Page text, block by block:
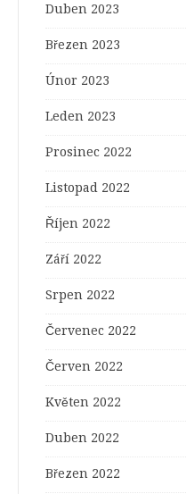
Duben 2023
Březen 2023
Únor 2023
Leden 2023
Prosinec 2022
Listopad 2022
Říjen 2022
Září 2022
Srpen 2022
Červenec 2022
Červen 2022
Květen 2022
Duben 2022
Březen 2022